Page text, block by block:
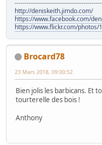
http://deniskeith.jimdo.com/
https://www.facebook.com/
https://www.flickr.com/photos/
Brocard78
23 Mars 2018, 09:00:52
Bien jolis les barbicans. Et
tourterelle des bois !
Anthony